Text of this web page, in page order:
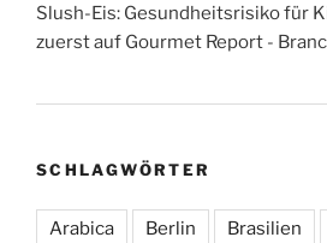
Slush-Eis: Gesundheitsrisiko für
zuerst auf Gourmet Report -
SCHLAGWÖRTER
Arabica Berlin Brasilien